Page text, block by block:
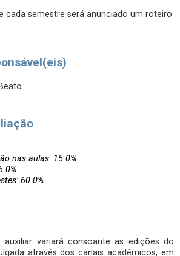
cada semestre será anunciado um roteiro
nas aulas: 15.0%
60.0%
variará consoante as edições do
através dos canais académicos, em